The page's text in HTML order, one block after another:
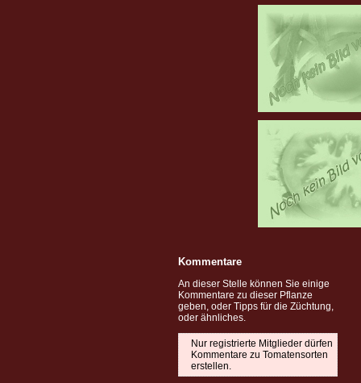
Kommentare
An dieser Stelle können Sie einige
Kommentare zu dieser Pflanze
geben, oder Tipps für die Züchtung,
oder ähnliches.
Nur registrierte Mitglieder dürfen
Kommentare zu Tomatensorten
erstellen.